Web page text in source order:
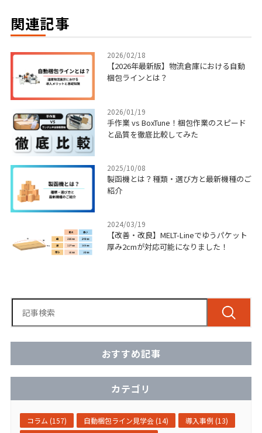
関連記事
2026/02/18
【2026年最新版】物流倉庫における自動
梱包ラインとは？
2026/01/19
手作業 vs BoxTune！梱包作業のスピード
と品質を徹底比較してみた
2025/10/08
製函機とは？種類・選び方と最新機種のご
紹介
2024/03/19
【改善・改良】MELT-Lineでゆうパケット
厚み2cmが対応可能になりました！
おすすめ記事
カテゴリ
コラム (157) 自動梱包ライン見学会 (14)
導入事例 (13)